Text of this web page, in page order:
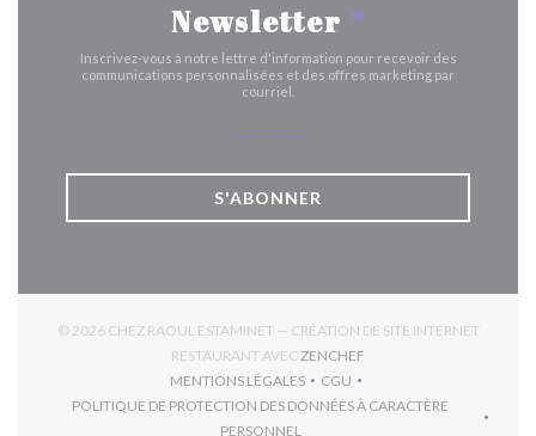
Newsletter *
Inscrivez-vous à notre lettre d'information pour recevoir des
communications personnalisées et des offres marketing par
courriel.
S'ABONNER
© 2026 CHEZ RAOUL ESTAMINET — CRÉATION DE SITE INTERNET
RESTAURANT AVEC ZENCHEF
MENTIONS LÉGALES
((OUVRE UNE NOUVELLE FENÊTRE))
CGU
((OUVRE UNE NOUVELLE
POLITIQUE DE PROTECTION DES DONNÉES À CARACTÈRE
PERSONNEL((OUVRE UNE NOUVELLE FENÊTRE))